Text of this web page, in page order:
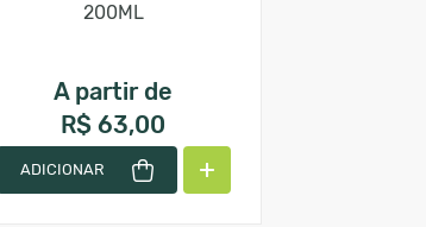
200ML
A partir de
R$ 63,00
ADICIONAR